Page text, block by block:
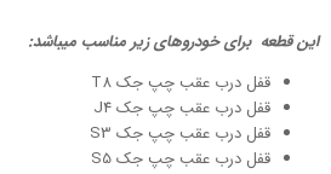
این قطعه برای خودروهای زیر مناسب میباشد:
قفل درب عقب چپ جک T8
قفل درب عقب چپ جک J4
قفل درب عقب چپ جک S3
قفل درب عقب چپ جک S5